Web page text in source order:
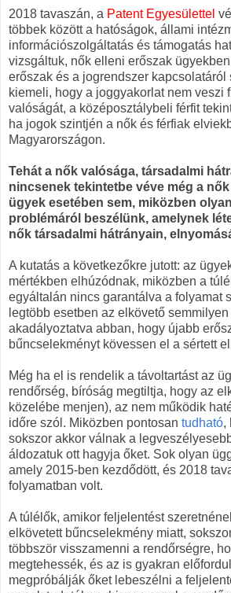
2018 tavaszán, a Patent Egyesülettel
többek között a hatóságok, állami
információszolgáltatás és támogatás
vizsgáltuk, nők elleni erőszak
erőszak és a jogrendszer kapcsolatáról
kiemeli, hogy a joggyakorlat nem veszi
valóságát, a középosztálybeli férfit
ha jogok szintjén a nők és férfiak
Magyarországon.
Tehát a nők valósága, társadalmi
nincsenek tekintetbe véve még a
ügyek esetében sem, miközben
problémáról beszélünk, amelynek
nők társadalmi hátrányain,
A kutatás a következőkre jutott: az
mértékben elhúzódnak, miközben a
egyáltalán nincs garantálva a folyamat
legtöbb esetben az elkövető
akadályoztatva abban, hogy újabb
bűncselekményt kövessen el a sértett
Még ha el is rendelik a távoltartást az
rendőrség, bíróság megtiltja, hogy az
közelébe menjen), az nem működik
időre szól. Miközben pontosan tudható,
sokszor akkor válnak a
áldozatuk ott hagyja őket. Sok olyan
amely 2015-ben kezdődött, és 2018
folyamatban volt.
A túlélők, amikor feljelentést
elkövetett bűncselekmény miatt,
többször visszamenni a rendőrségre,
megtehessék, és az is gyakran
megpróbálják őket lebeszélni a